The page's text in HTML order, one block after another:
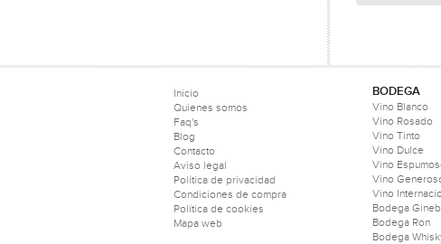
Inicio
Quienes somos
Faq's
Blog
Contacto
Aviso legal
Política de privacidad
Condiciones de compra
Política de cookies
Mapa web
BODEGA
Vino Blanco
Vino Rosado
Vino Tinto
Vino Dulce
Vino
Vino
Vino
Bodega
Bodega Ron
Bodega